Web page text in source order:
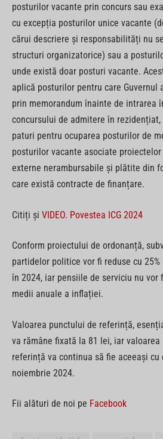
posturilor vacante prin concurs sau
cu excepția posturilor unice vacante
cărui descriere și responsabilități nu
structuri organizatorice) sau a
unde există doar posturi vacante.
aplică posturilor pentru care Guvernul
prin memorandum înainte de intrarea
concursului de admitere în
paturi pentru ocuparea posturilor de
posturilor vacante asociate
externe nerambursabile și plătite din
care există contracte de finanțare.
Citiți și VIDEO. Povestea ICG 2024
Conform proiectului de ordonanță,
partidelor politice vor fi reduse cu
în 2024, iar pensiile de serviciu nu
medii anuale a inflației.
Valoarea punctului de referință,
va rămâne fixată la 81 lei, iar
referință va continua să fie aceeași
noiembrie 2024.
Fii alături de noi pe Facebook